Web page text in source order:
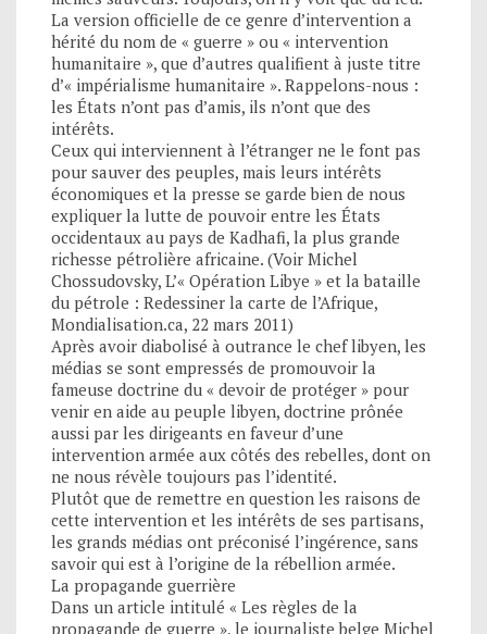
La version officielle de ce genre d’intervention a
hérité du nom de « guerre » ou « intervention
humanitaire », que d’autres qualifient à juste titre
d’« impérialisme humanitaire ». Rappelons-nous :
les États n’ont pas d’amis, ils n’ont que des
intérêts.
Ceux qui interviennent à l’étranger ne le font pas
pour sauver des peuples, mais leurs intérêts
économiques et la presse se garde bien de nous
expliquer la lutte de pouvoir entre les États
occidentaux au pays de Kadhafi, la plus grande
richesse pétrolière africaine. (Voir Michel
Chossudovsky, L’« Opération Libye » et la bataille
du pétrole : Redessiner la carte de l’Afrique,
Mondialisation.ca, 22 mars 2011)
Après avoir diabolisé à outrance le chef libyen, les
médias se sont empressés de promouvoir la
fameuse doctrine du « devoir de protéger » pour
venir en aide au peuple libyen, doctrine prônée
aussi par les dirigeants en faveur d’une
intervention armée aux côtés des rebelles, dont on
ne nous révèle toujours pas l’identité.
Plutôt que de remettre en question les raisons de
cette intervention et les intérêts de ses partisans,
les grands médias ont préconisé l’ingérence, sans
savoir qui est à l’origine de la rébellion armée.
La propagande guerrière
Dans un article intitulé « Les règles de la
propagande de guerre », le journaliste belge Michel